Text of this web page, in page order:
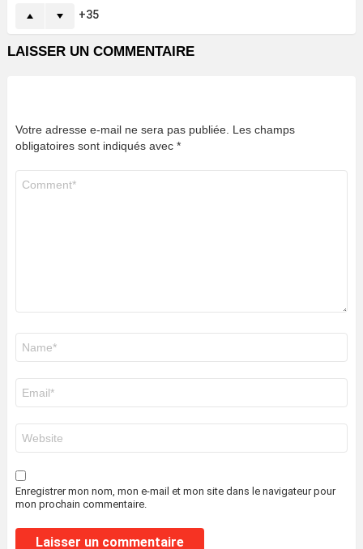
35
LAISSER UN COMMENTAIRE
Votre adresse e-mail ne sera pas publiée. Les champs
obligatoires sont indiqués avec *
mail
*
web
Enregistrer mon nom, mon e-mail et mon site dans le navigateur pour
mon prochain commentaire.